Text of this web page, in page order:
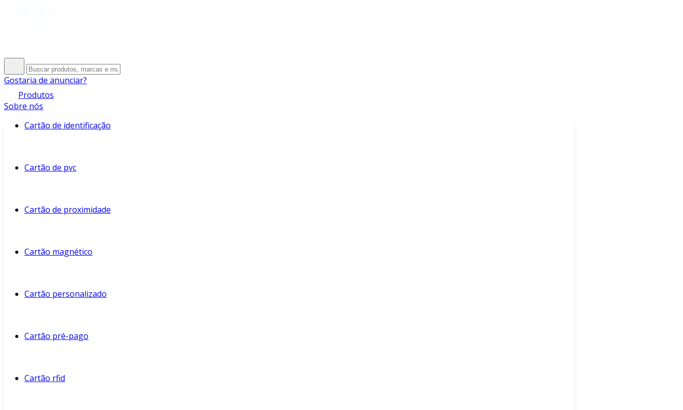
Gostaria de anunciar?
Produtos
Sobre nós
Cartão de identificação
Cartão de pvc
Cartão de proximidade
Cartão magnético
Cartão personalizado
Cartão pré-pago
Cartão rfid